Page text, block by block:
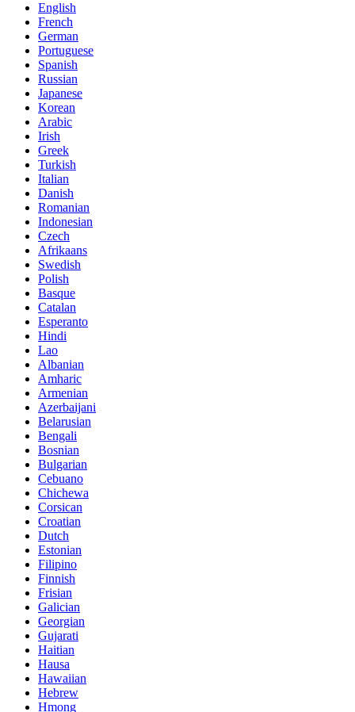
English
French
German
Portuguese
Spanish
Russian
Japanese
Korean
Arabic
Irish
Greek
Turkish
Italian
Danish
Romanian
Indonesian
Czech
Afrikaans
Swedish
Polish
Basque
Catalan
Esperanto
Hindi
Lao
Albanian
Amharic
Armenian
Azerbaijani
Belarusian
Bengali
Bosnian
Bulgarian
Cebuano
Chichewa
Corsican
Croatian
Dutch
Estonian
Filipino
Finnish
Frisian
Galician
Georgian
Gujarati
Haitian
Hausa
Hawaiian
Hebrew
Hmong